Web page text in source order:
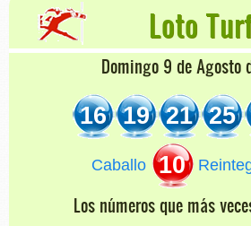
Loto
Domingo 9 de Agosto
16 19 21 25
Caballo 10
Los números que más